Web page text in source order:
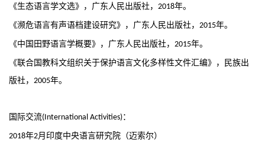
《生态语言学文选》，广东人民出版社， 2018年。
《濒危语言有声语档建设研究》，广东人民出版社， 2015年。
《中国田野语言学概要》，广东人民出版社， 2015年。
《联合国教科文组织关于保护语言文化多样性文件汇编》，民族出
版社， 2005年。
国际交流(International Activities)：
2018年2月印度中央语言研究院（迈索尔）